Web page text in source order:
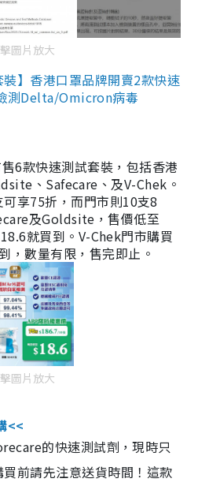
圖片放大
】香港口罩品牌開賣2款快速
測Delta/Omicron病毒
6款快速測試套裝，包括香港
、Safecare、及V-Chek。
享75折，而門市則10支8
及Goldsite，售價低至
就買到。V-Chek門市購買
，數量有限，售完即止。
圖片放大
<<
的快速測試劑，現時只
前請先注意送貨時間！這款